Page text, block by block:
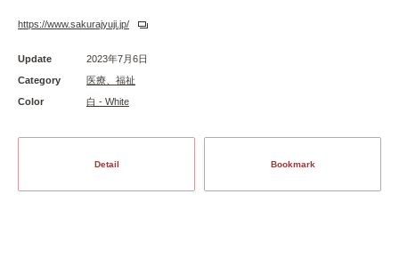
https://www.sakurajyuji.jp/
Update
2023年7月6日
Category
医療、福祉
Color
白 - White
Detail Bookmark